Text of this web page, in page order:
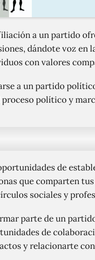
a un partido
dándote voz en
con valores
a un partido
proceso político y
de
que comparten
sociales y
parte de un
de
y relacionarte